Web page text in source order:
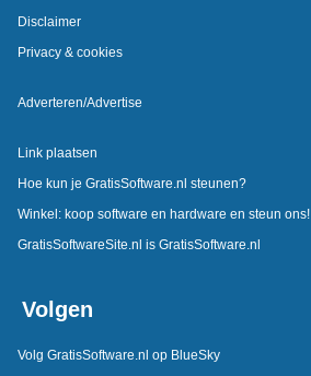
Disclaimer
Privacy & cookies
Adverteren/Advertise
Link plaatsen
Hoe kun je GratisSoftware.nl steunen?
Winkel: koop software en hardware en steun ons!
GratisSoftwareSite.nl is GratisSoftware.nl
Volgen
Volg GratisSoftware.nl op BlueSky